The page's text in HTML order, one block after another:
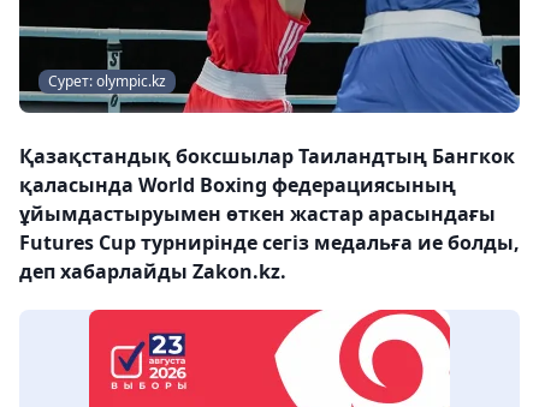
Сурет: olympic.kz
Қазақстандық боксшылар Таиландтың Бангкок
қаласында World Boxing федерациясының
ұйымдастыруымен өткен жастар арасындағы
Futures Cup турнирінде сегіз медальға ие болды,
деп хабарлайды Zakon.kz.